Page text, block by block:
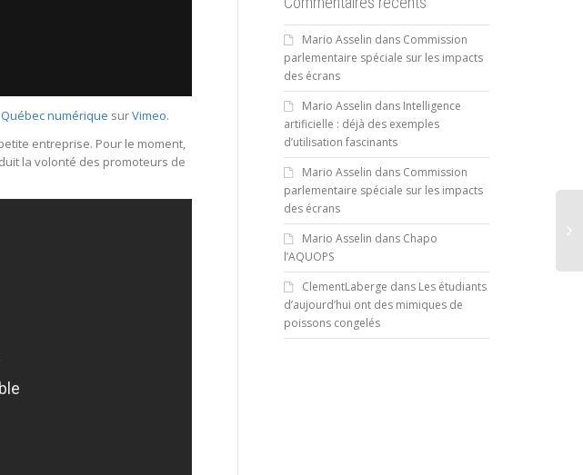
Québec numérique surVimeo.
entreprise. Pour le moment,
la volonté des promoteurs de
Mario Asselin dans Commission
parlementaire spéciale sur les impacts
des écrans
Mario Asselin dans Intelligence
artificielle : déjà des exemples
d’utilisation fascinants
Mario Asselin dans Commission
parlementaire spéciale sur les impacts
des écrans
Mario Asselin dans Chapo
l’AQUOPS
ClementLaberge dans Les étudiants
d’aujourd’hui ont des mimiques de
poissons congelés